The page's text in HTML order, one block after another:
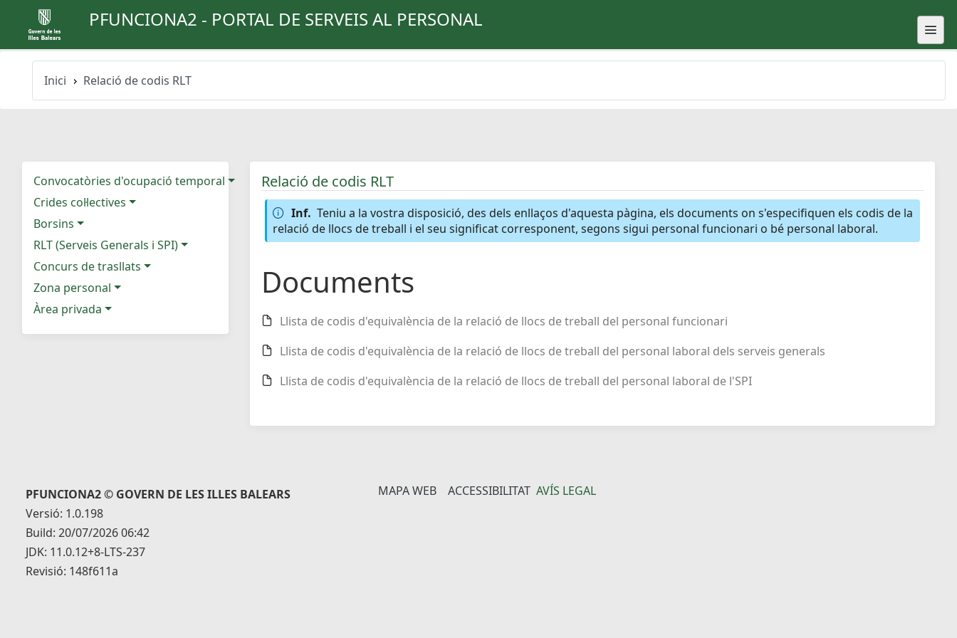
PFUNCIONA2 - PORTAL DE SERVEIS AL PERSONAL
Inici Relació de codis RLT
Convocatòries d'ocupació temporal
Crides col·lectives
Borsins
RLT (Serveis Generals i SPI)
Concurs de trasllats
Zona personal
Àrea privada
Relació de codis RLT
Inf. Teniu a la vostra disposició, des dels enllaços d'aquesta pàgina, els documents on s'especifiquen els codis de la
relació de llocs de treball i el seu significat corresponent, segons sigui personal funcionari o bé personal laboral.
Documents
Llista de codis d'equivalència de la relació de llocs de treball del personal funcionari
Llista de codis d'equivalència de la relació de llocs de treball del personal laboral dels serveis generals
Llista de codis d'equivalència de la relació de llocs de treball del personal laboral de l'SPI
PFUNCIONA2 © GOVERN DE LES ILLES BALEARS
Versió: 1.0.198
Build: 20/07/2026 06:42
JDK: 11.0.12+8-LTS-237
Revisió: 148f611a
MAPA WEB ACCESSIBILITAT AVÍS LEGAL